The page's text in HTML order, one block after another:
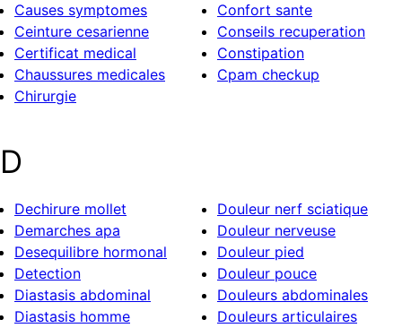
Causes symptomes
Ceinture cesarienne
Certificat medical
Chaussures medicales
Chirurgie
Confort sante
Conseils recuperation
Constipation
Cpam checkup
D
Dechirure mollet
Demarches apa
Desequilibre hormonal
Detection
Diastasis abdominal
Diastasis homme
Douleur nerf sciatique
Douleur nerveuse
Douleur pied
Douleur pouce
Douleurs abdominales
Douleurs articulaires